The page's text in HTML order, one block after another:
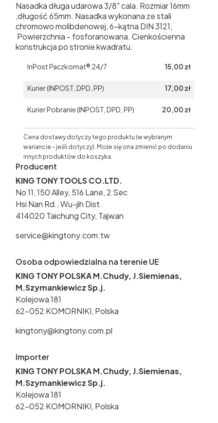
Nasadka długa udarowa 3/8" cala. Rozmiar 16mm
,długość 65mm. Nasadka wykonana ze stali
chromowo molibdenowej, 6-kątna DIN 3121,
Powierzchnia - fosforanowana. Cienkościenna
konstrukcja po stronie kwadratu.
InPost Paczkomat® 24/7 15,00 zł
Kurier (INPOST, DPD, PP) 17,00 zł
Kurier Pobranie (INPOST, DPD, PP) 20,00 zł
Cena dostawy dotyczy tego produktu (w wybranym
wariancie - jeśli dotyczy). Może się ona zmienić po dodaniu
innych produktów do koszyka.
Producent
KING TONY TOOLS CO.LTD.
No 11, 150 Alley, 516 Lane, 2 Sec
Hsi Nan Rd., Wu-jih Dist.
414020 Taichung City, Tajwan
service@kingtony.com.tw
Osoba odpowiedzialna na terenie UE
KING TONY POLSKA M.Chudy, J.Siemienas,
M.Szymankiewicz Sp.j.
Kolejowa 181
62-052 KOMORNIKI, Polska
kingtony@kingtony.com.pl
Importer
KING TONY POLSKA M.Chudy, J.Siemienas,
M.Szymankiewicz Sp.j.
Kolejowa 181
62-052 KOMORNIKI, Polska